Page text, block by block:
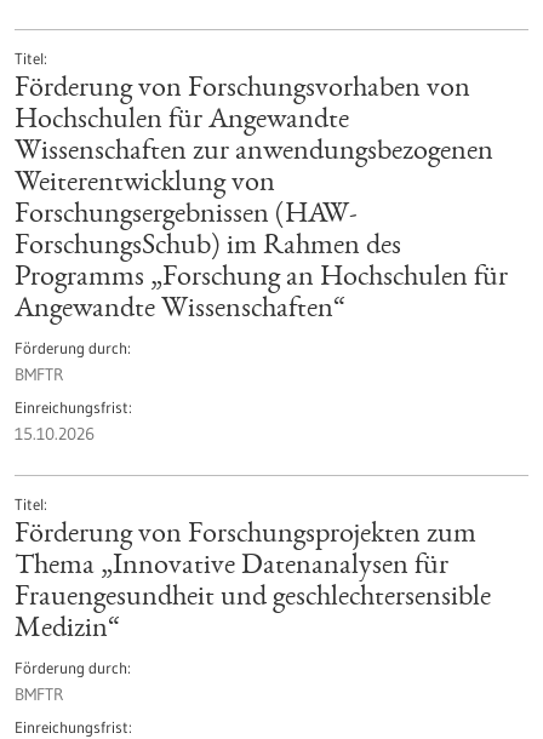
Titel
Förderung von Forschungsvorhaben von
Hochschulen für Angewandte
Wissenschaften zur anwendungsbezogenen
Weiterentwicklung von
Forschungsergebnissen (HAW-
ForschungsSchub) im Rahmen des
Programms „Forschung an Hochschulen für
Angewandte Wissenschaften“
Förderung durch
BMFTR
Einreichungsfrist
15.10.2026
Titel
Förderung von Forschungsprojekten zum
Thema „Innovative Datenanalysen für
Frauengesundheit und geschlechtersensible
Medizin“
Förderung durch
BMFTR
Einreichungsfrist